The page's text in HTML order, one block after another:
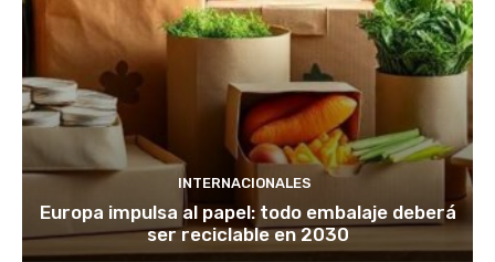
INTERNACIONALES
Europa impulsa al papel: todo embalaje deberá
ser reciclable en 2030